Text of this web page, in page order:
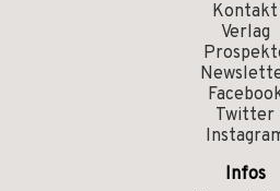
Kontakt
Verlag
Twitter
Infos